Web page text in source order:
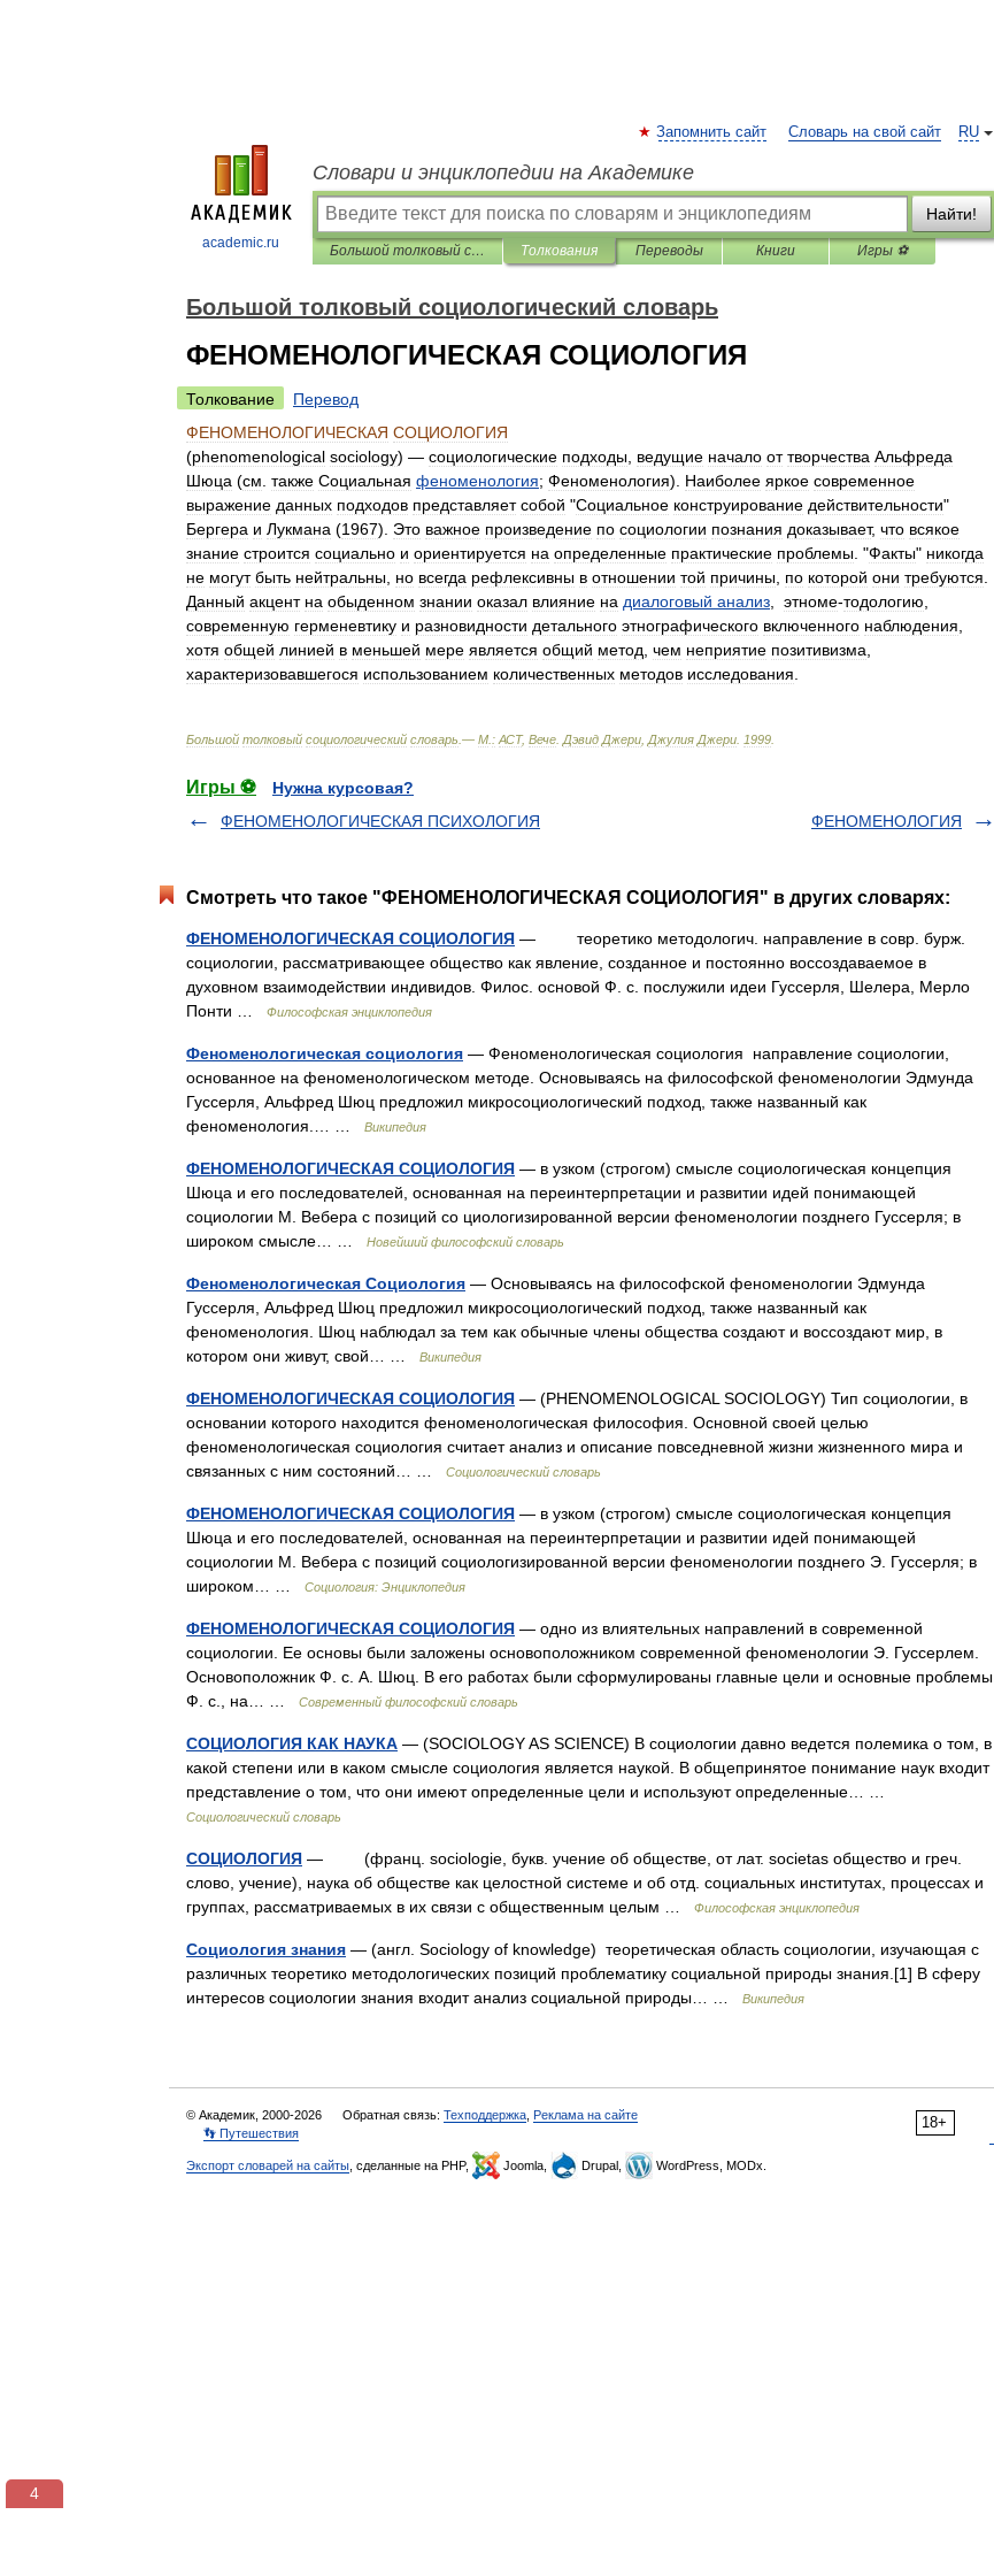
academic.ru
RU
Запомнить сайт Словарь на свой сайт
Словари и энциклопедии на Академике
Найти!
Большой толковый социологический словарь Толкования Переводы Книги Игры ⚽
Большой толковый социологический словарь
ФЕНОМЕНОЛОГИЧЕСКАЯ СОЦИОЛОГИЯ
Толкование
Перевод
ФЕНОМЕНОЛОГИЧЕСКАЯ СОЦИОЛОГИЯ
(phenomenological sociology) — социологические подходы ведущие начало от творчества Альфреда
Шюца (см также Социальная феноменология; Феноменология). Наиболее яркое современное
выражение данных подходов представляет собой "Социальное конструирование действительности"
Бергера и Лукмана (1967). Это важное произведение по социологии познания доказывает, что всякое
знание строится социально и ориентируется на определенные практические проблемы . "Факты" никогда
не могут быть нейтральны но всегда рефлексивны в отношении той причины по которой они требуются
Данный акцент на обыденном знании оказал влияние на диалоговый анализ этноме-тодологию
современную герменевтику и разновидности детального этнографического включенного наблюдения
хотя общей линией в меньшей мере является общий метод чем неприятие позитивизма
характеризовавшегося использованием количественных методов исследования
Большой толковый социологический словарь .— М : АСТ, Вече Дэвид Джери Джулия Джери 1999
Игры ⚽
Нужна курсовая?
ФЕНОМЕНОЛОГИЧЕСКАЯ ПСИХОЛОГИЯ
ФЕНОМЕНОЛОГИЯ
Смотреть что такое "ФЕНОМЕНОЛОГИЧЕСКАЯ СОЦИОЛОГИЯ" в других словарях:
ФЕНОМЕНОЛОГИЧЕСКАЯ СОЦИОЛОГИЯ — теоретико методологич. направление в совр. бурж.
социологии, рассматривающее общество как явление, созданное и постоянно воссоздаваемое в
духовном взаимодействии индивидов. Филос. основой Ф. с. послужили идеи Гуссерля, Шелера, Мерло
Понти …
Философская энциклопедия
Феноменологическая социология — Феноменологическая социология направление социологии,
основанное на феноменологическом методе. Основываясь на философской феноменологии Эдмунда
Гуссерля, Альфред Шюц предложил микросоциологический подход, также названный как
феноменология.… …
Википедия
ФЕНОМЕНОЛОГИЧЕСКАЯ СОЦИОЛОГИЯ — в узком (строгом) смысле социологическая концепция
Шюца и его последователей, основанная на переинтерпретации и развитии идей понимающей
социологии М. Вебера с позиций со циологизированной версии феноменологии позднего Гуссерля; в
широком смысле… …
Новейший философский словарь
Феноменологическая Социология — Основываясь на философской феноменологии Эдмунда
Гуссерля, Альфред Шюц предложил микросоциологический подход, также названный как
феноменология. Шюц наблюдал за тем как обычные члены общества создают и воссоздают мир, в
котором они живут, свой… …
Википедия
ФЕНОМЕНОЛОГИЧЕСКАЯ СОЦИОЛОГИЯ — (PHENOMENOLOGICAL SOCIOLOGY) Тип социологии, в
основании которого находится феноменологическая философия. Основной своей целью
феноменологическая социология считает анализ и описание повседневной жизни жизненного мира и
связанных с ним состояний… …
Социологический словарь
ФЕНОМЕНОЛОГИЧЕСКАЯ СОЦИОЛОГИЯ — в узком (строгом) смысле социологическая концепция
Шюца и его последователей, основанная на переинтерпретации и развитии идей понимающей
социологии М. Вебера с позиций социологизированной версии феноменологии позднего Э. Гуссерля; в
широком… …
Социология: Энциклопедия
ФЕНОМЕНОЛОГИЧЕСКАЯ СОЦИОЛОГИЯ — одно из влиятельных направлений в современной
социологии. Ее основы были заложены основоположником современной феноменологии Э. Гуссерлем.
Основоположник Ф. с. А. Шюц. В его работах были сформулированы главные цели и основные проблемы
Ф. с., на… …
Современный философский словарь
СОЦИОЛОГИЯ КАК НАУКА — (SOCIOLOGY AS SCIENCE) В социологии давно ведется полемика о том, в
какой степени или в каком смысле социология является наукой. В общепринятое понимание наук входит
представление о том, что они имеют определенные цели и используют определенные… …
Социологический словарь
СОЦИОЛОГИЯ — (франц. sociologie, букв. учение об обществе, от лат. societas общество и греч.
слово, учение), наука об обществе как целостной системе и об отд. социальных институтах, процессах и
группах, рассматриваемых в их связи с общественным целым …
Философская энциклопедия
Социология знания — (англ. Sociology of knowledge) теоретическая область социологии, изучающая с
различных теоретико методологических позиций проблематику социальной природы знания.[1] В сферу
интересов социологии знания входит анализ социальной природы… …
Википедия
18+
© Академик, 2000-2026 Обратная связь: Техподдержка Реклама на сайте
👣 Путешествия
Экспорт словарей на сайты , сделанные на PHP, Joomla, Drupal, WordPress, MODx.
3